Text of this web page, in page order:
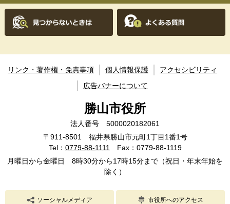
リンク・著作権・免責事項 個人情報保護
アクセシビリティ
広告バナーについて
勝山市役所
法人番号 5000020182061
〒911-8501 福井県勝山市元町1丁目1番1号
Tel： 0779-88-1111
Fax：0779-88-1119
月曜日から金曜日 8時30分から17時15分まで（祝日・年末年始を
除く）
ソーシャルメディア 市役所へのアクセス